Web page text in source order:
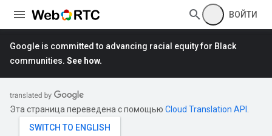
ВОЙТИ
Google is committed to advancing racial equity for Black
communities. See how.
Эта страница переведена с помощью Cloud Translation API